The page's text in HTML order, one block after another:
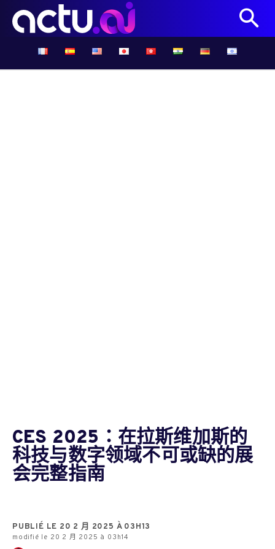
CES 2025：在拉斯维加斯的
科技与数字领域不可或缺的展
会完整指南
PUBLIÉ LE 20 2 月 2025 À 03H13
modifié le 20 2 月 2025 à 03h14